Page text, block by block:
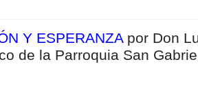
Y ESPERANZApor Don
de la Parroquia San